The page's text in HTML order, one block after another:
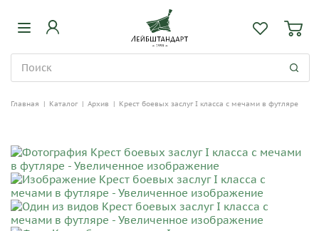
Главная | Каталог | Архив | Крест боевых заслуг I класса с мечами в футляре